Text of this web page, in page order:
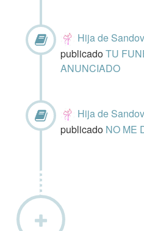
Hija de
publicadoTU
ANUNCIADO
Hija de
publicado NO ME